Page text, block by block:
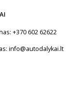
+370 602 62622
info@autodalykai.lt